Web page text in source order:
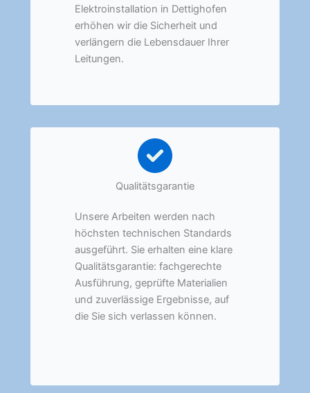
Elektroinstallation in Dettighofen
erhöhen wir die Sicherheit und
verlängern die Lebensdauer Ihrer
Leitungen.
Qualitätsgarantie
Unsere Arbeiten werden nach
höchsten technischen Standards
ausgeführt. Sie erhalten eine klare
Qualitätsgarantie: fachgerechte
Ausführung, geprüfte Materialien
und zuverlässige Ergebnisse, auf
die Sie sich verlassen können.